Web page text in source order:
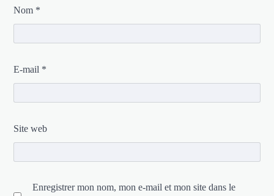
Nom *
E-mail *
Site web
Enregistrer mon nom, mon e-mail et mon site dans le